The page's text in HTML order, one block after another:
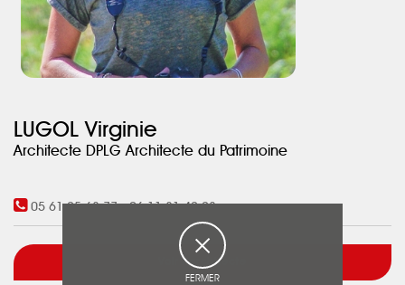
LUGOL Virginie
Architecte DPLG Architecte du Patrimoine
05 61 25 63 77 -06 11 81 42 23
Voir l'architecte
FERMER